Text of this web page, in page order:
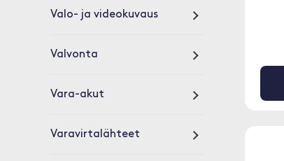
Valo- ja videokuvaus
Valvonta
Vara-akut
Varavirtalähteet